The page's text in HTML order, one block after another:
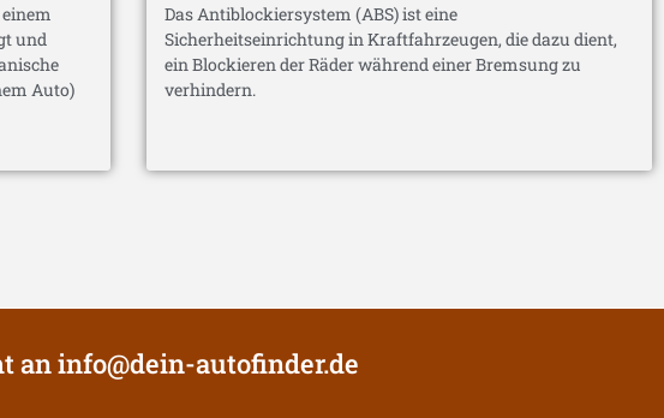
und
Auto)
Das Antiblockiersystem (ABS) ist eine
Sicherheitseinrichtung in Kraftfahrzeugen, die dazu dient,
ein Blockieren der Räder während einer Bremsung zu
verhindern.
aninfo@dein-autofinder.de